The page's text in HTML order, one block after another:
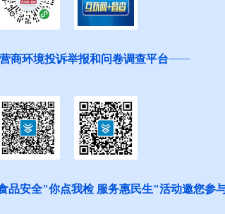
商环境投诉举报和问卷调查平台
品安全"你点我检 服务惠民生"活动邀您参